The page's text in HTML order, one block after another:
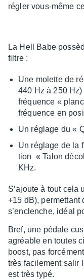
régler vous-même
La Hell Babe
filtre :
Une molette de
440 Hz à 250
fréquence «
fréquence en
Un réglage du «
Un réglage de la
tion « Talon
KHz.
S’ajoute à tout cela
+15 dB), permet­tant
s’en­clenche, idéal
Bref, une pédale
agréable en toutes
boost, pas
très faci­le­ment salir
est très typé.